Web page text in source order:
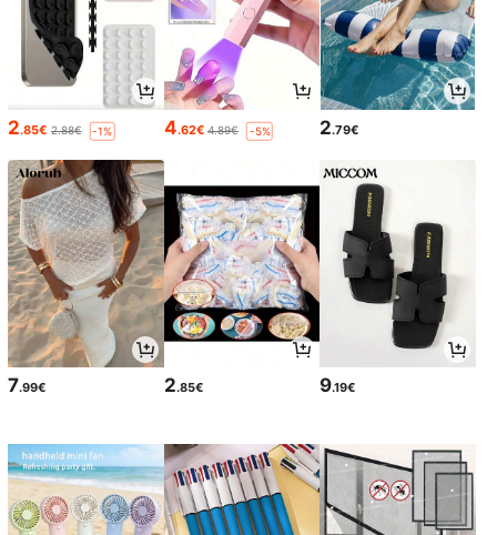
2.85€ 2.88€ -1% 4.62€ 4.89€ -5% 2.79€
7.99€ 2.85€ 9.19€